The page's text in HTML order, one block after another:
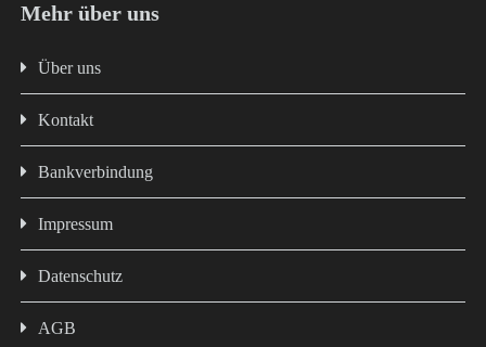
Mehr über uns
Über uns
Kontakt
Bankverbindung
Impressum
Datenschutz
AGB